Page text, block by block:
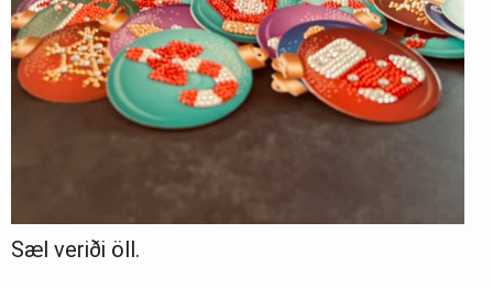
Sæl veriði öll.